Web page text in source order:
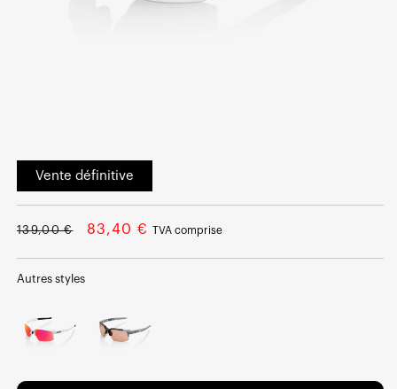
le
média
1
dans
fenêtre
Vente définitive
Prix
139,00 €
Prix
83,40 € TVA comprise
Autres styles